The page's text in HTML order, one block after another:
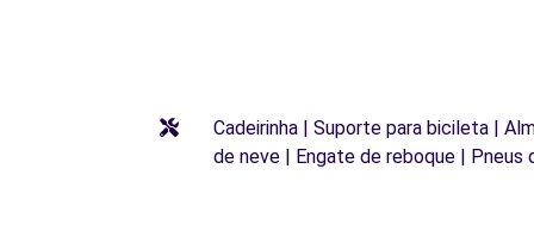
Cadeirinha | Suporte para bicileta |
de neve | Engate de reboque | Pneus